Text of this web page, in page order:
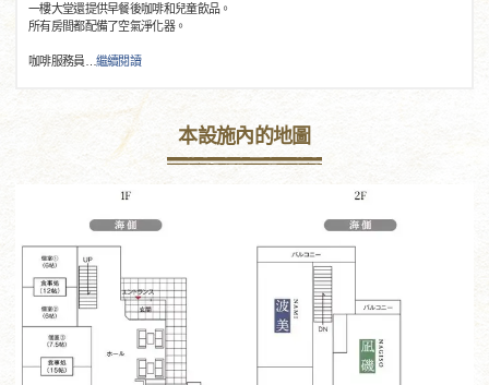
一樓大堂還提供早餐後咖啡和兒童飲品。
所有房間都配備了空氣淨化器。
咖啡服務員 繼續閱讀
本設施內的地圖